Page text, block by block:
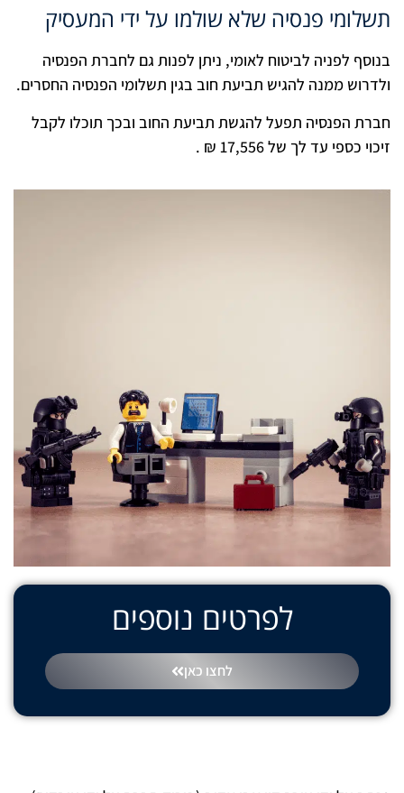
תשלומי פנסיה שלא שולמו על ידי המעסיק
בנוסף לפניה לביטוח לאומי, ניתן לפנות גם לחברת הפנסיה
ולדרוש ממנה להגיש תביעת חוב בגין תשלומי הפנסיה החסרים.
חברת הפנסיה תפעל להגשת תביעת החוב ובכך תוכלו לקבל
זיכוי כספי עד לך של 17,556 ₪ .
לפרטים נוספים
לחצו כאן